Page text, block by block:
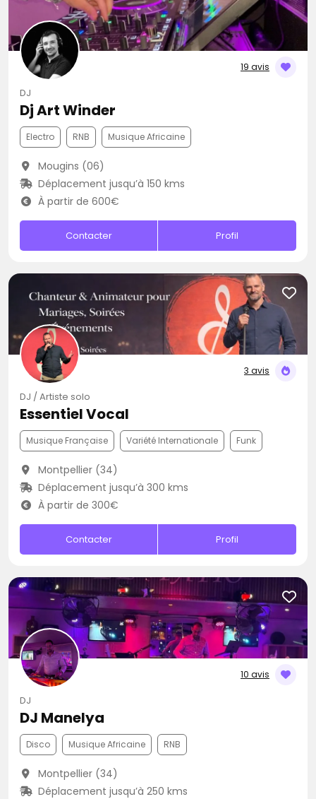
19 avis
DJ
Dj Art Winder
Electro RNB Musique Africaine
Mougins (06)
Déplacement jusqu’à 150 kms
À partir de 600€
Contacter Profil
3 avis
DJ / Artiste solo
Essentiel Vocal
Musique Française Variété Internationale Funk
Montpellier (34)
Déplacement jusqu’à 300 kms
À partir de 300€
Contacter Profil
10 avis
DJ
DJ Manelya
Disco Musique Africaine RNB
Montpellier (34)
Déplacement jusqu’à 250 kms